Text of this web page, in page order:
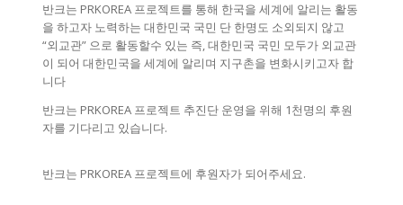
반크는 PRKOREA 프로젝트를 통해 한국을 세계에 알리는 활동
을 하고자 노력하는 대한민국 국민 단 한명도 소외되지 않고
“외교관” 으로 활동할수 있는 즉, 대한민국 국민 모두가 외교관
이 되어 대한민국을 세계에 알리며 지구촌을 변화시키고자 합
니다
반크는 PRKOREA 프로젝트 추진단 운영을 위해 1천명의 후원
자를 기다리고 있습니다.
반크는 PRKOREA 프로젝트에 후원자가 되어주세요.